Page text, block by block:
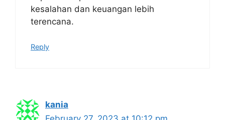
kesalahan dan keuangan lebih
terencana.
Reply
kania